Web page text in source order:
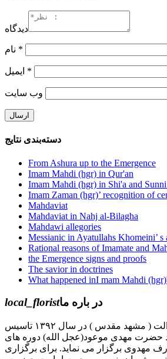
دیدگاه
*
*
وب‌ سایت
دسته‌بندی نتایج
From Ashura up to the Emergence
Imam Mahdi (hgr) in Qur'an
Imam Mahdi (hgr) in Shi'a and Sunni
Imam Zaman (hgr)’ recognition of
Mahdaviat
Mahdaviat in Nahj al-Bilagha
Mahdawi allegories
Messianic in Ayatullahs Khomeini’ s
Rational reasons of Imamate and
the Emergence signs and proofs
The savior in doctrines
What happened inI mam Mahdi
local_floristدر باره ما
کانون مهدویت صبح عدالت ( مشهد مقدس ) در سال ۱۳۹۲ تاسیس
حضرت مهدی موعود(عجل الله) دوره های
مهدوی برگزار می نماید. برای برگزاری